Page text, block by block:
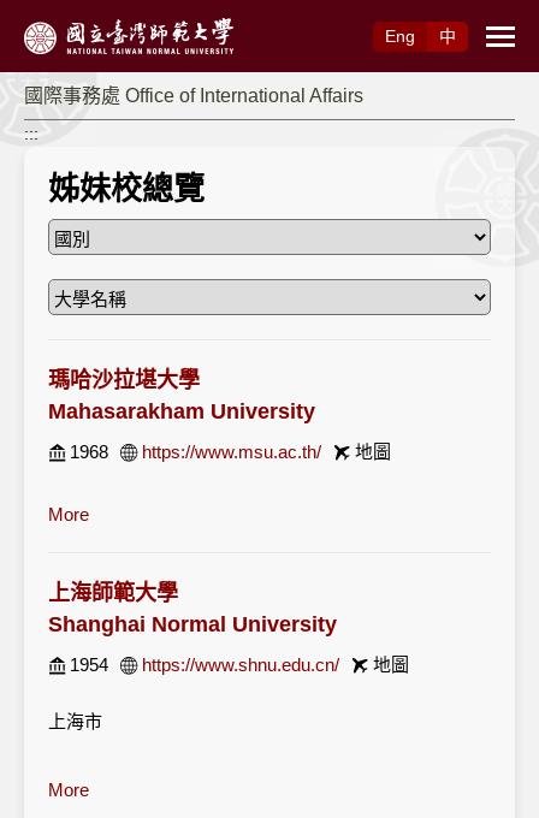
Eng
中
國際事務處 Office of International Affairs
:::
姊妹校總覽
瑪哈沙拉堪大學
Mahasarakham University
1968 https://www.msu.ac.th/ 地圖
More
上海師範大學
Shanghai Normal University
1954 https://www.shnu.edu.cn/ 地圖
上海市
More